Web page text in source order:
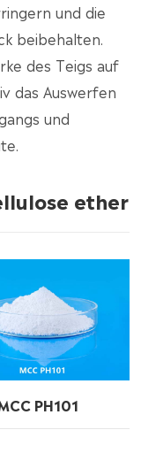
und die
beibehalten.
des Teigs auf
das Auswerfen
und
ether
PH101